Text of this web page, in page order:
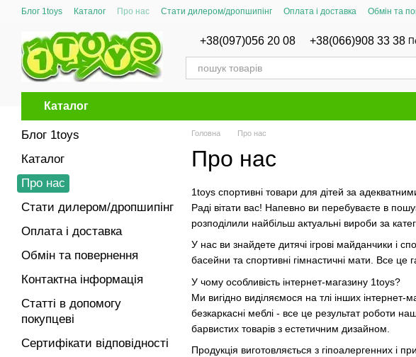
Перейти до основного контенту
Блог 1toys Каталог Про нас Стати дилером/дропшипінг Оплата і доставка Обмін та
+38(097)056 20 08 +38(066)908 33 38
Каталог
Головна Про нас
Про нас
1toys спортивні товари для дітей за
Раді вітати вас! Напевно ви перебуваєте в
розподілили найбільш актуальні вироби за
У нас ви знайдете дитячі ігрові майданчики і
басейни та спортивні гімнастичні мати. Все це
У чому особливість інтернет-магазину 1toys?
Ми вигідно виділяємося на тлі інших інтернет-
безкаркасні меблі - все це результат роботи
барвистих товарів з естетичним дизайном.
Продукція виготовляється з гіпоалергенних
Блог 1toys
Каталог
Про нас
Стати дилером/дропшипінг
Оплата і доставка
Обмін та повернення
Контактна інформація
Статті в допомогу
покупцеві
Сертифікати відповідності